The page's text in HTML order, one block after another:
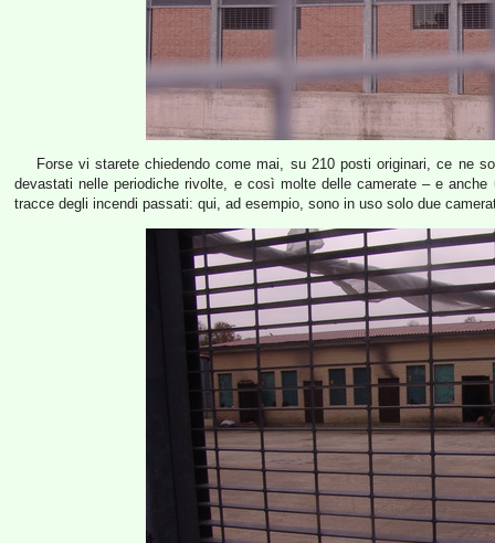
Forse vi starete chiedendo come mai, su 210 posti originari, ce ne
devastati nelle periodiche rivolte, e così molte delle camerate – e
tracce degli incendi passati: qui, ad esempio, sono in uso solo due